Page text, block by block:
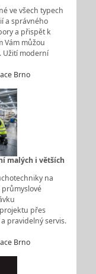
ve všech typech
a správného
a přispět k
Vám můžou
Užití moderní
Brno
malých i větších
na
přes
pravidelný servis.
Brno